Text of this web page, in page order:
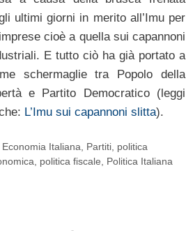
ultimi giorni in merito all’Imu per
cioè a quella sui capannoni
E tutto ciò ha già portato a
schermaglie tra Popolo della
e Partito Democratico (leggi
L’Imu sui capannoni slitta).
Categorie
Economia Italiana Partiti politica
politica fiscale Politica Italiana